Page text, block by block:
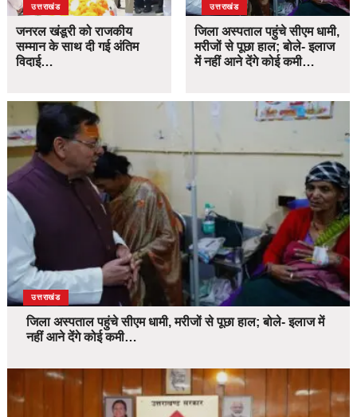
उत्तराखंड
जनरल खंडूरी को राजकीय
सम्मान के साथ दी गई अंतिम
विदाई…
उत्तराखंड
जिला अस्पताल पहुंचे सीएम धामी,
मरीजों से पूछा हाल; बोले- इलाज
में नहीं आने देंगे कोई कमी…
उत्तराखंड
जिला अस्पताल पहुंचे सीएम धामी, मरीजों से पूछा हाल; बोले- इलाज में
नहीं आने देंगे कोई कमी…